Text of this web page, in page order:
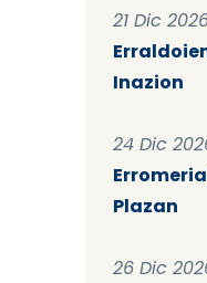
21 Dic
Inazion
24 Dic
Plazan
26 Dic